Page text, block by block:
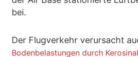
bei.
Der Flugverkehr verursacht
Bodenbelastungen durch